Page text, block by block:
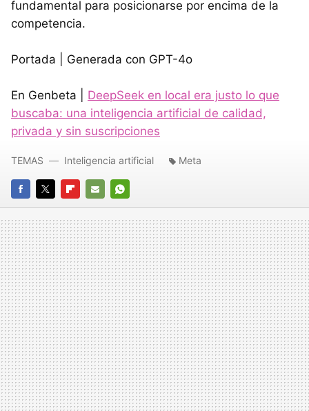
fundamental para posicionarse por encima de la
competencia.
Portada | Generada con GPT-4o
En Genbeta | DeepSeek en local era justo lo que
buscaba: una inteligencia artificial de calidad,
privada y sin suscripciones
FACEBOOK
TWITTERFLIPBOARD
E-
MAIL
WHATSAPP
TEMAS Inteligencia artificial Meta